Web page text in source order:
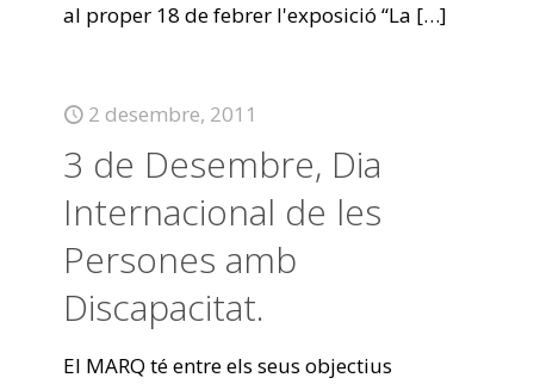
al proper 18 de febrer l'exposició “La […]
2 desembre, 2011
3 de Desembre, Dia
Internacional de les
Persones amb
Discapacitat.
El MARQ té entre els seus objectius